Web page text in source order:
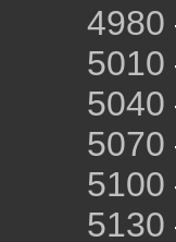
4980
5010
5040
5070
5100
5130